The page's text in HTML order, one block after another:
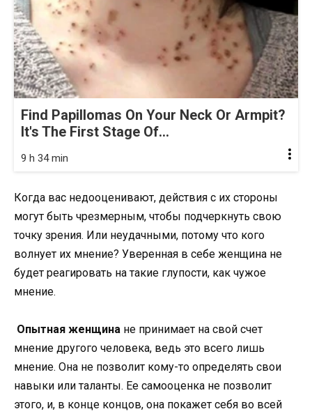
Find Papillomas On Your Neck Or Armpit?
It's The First Stage Of...
9 h 34 min
Когда вас недооценивают, действия с их стороны
могут быть чрезмерным, чтобы подчеркнуть свою
точку зрения. Или неудачными, потому что кого
волнует их мнение? Уверенная в себе женщина не
будет реагировать на такие глупости, как чужое
мнение.
Опытная женщина не принимает на свой счет
мнение другого человека, ведь это всего лишь
мнение. Она не позволит кому-то определять свои
навыки или таланты. Ее самооценка не позволит
этого, и, в конце концов, она покажет себя во всей